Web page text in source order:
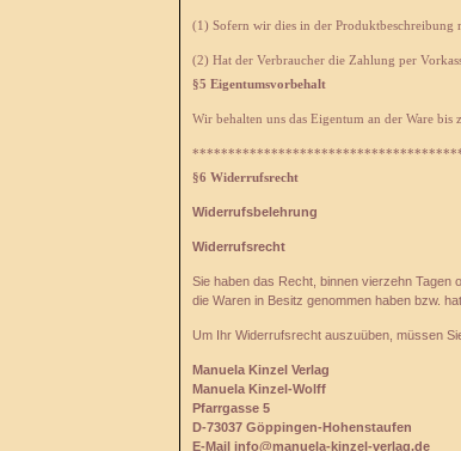
(1) Sofern wir dies in der Produktbeschreibung
(2) Hat der Verbraucher die Zahlung per
§5 Eigentumsvorbehalt
Wir behalten uns das Eigentum an der Ware
§6 Widerrufsrecht
Widerrufsbelehrung
Widerrufsrecht
Sie haben das Recht, binnen vierzehn Tagen
die Waren in Besitz genommen haben bzw. hat.
Um Ihr Widerrufsrecht auszuüben, müssen
Manuela Kinzel Verlag
Manuela Kinzel-Wolff
Pfarrgasse 5
D-73037 Göppingen-Hohenstaufen
E-Mail info@manuela-kinzel-verlag.de